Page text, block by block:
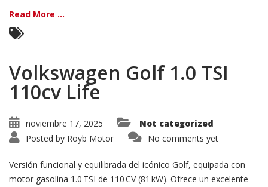
Read More ...
Volkswagen Golf 1.0 TSI
110cv Life
noviembre 17, 2025
Not categorized
Posted by Royb Motor No comments yet
Versión funcional y equilibrada del icónico Golf, equipada con
motor gasolina 1.0 TSI de 110 CV (81 kW). Ofrece un excelente